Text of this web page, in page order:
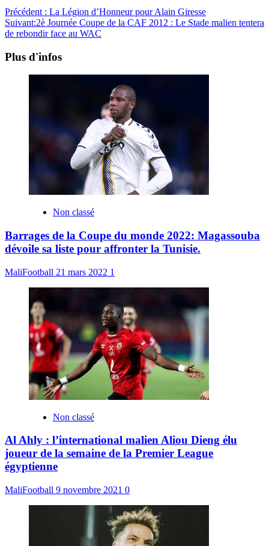
Précédent : La Légion d’Honneur pour Alain Giresse
Suivant:2è Journée Coupe de la CAF 2012 : Le Stade malien tentera
de rebondir face au WAC
Plus d'infos
Non classé
Barrages de la Coupe du monde 2022: Magassouba
dévoile sa liste pour affronter la Tunisie.
MaliFootball 21 mars 2022 1
Non classé
Al Ahly : l’international malien Aliou Dieng élu
joueur de la semaine de la Premier League
égyptienne
MaliFootball 9 novembre 2021 0